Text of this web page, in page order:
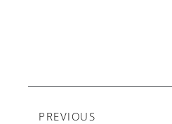
PREVIOUS